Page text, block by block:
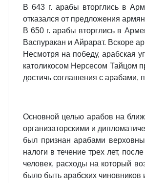
В 643 г. арабы вторглись в
отказался от предложения
В 650 г. арабы вторглись в
Васпуракан и Айрарат. Вскоре
Несмотря на победу, арабская
католикосом Нерсесом Тайцом
достичь соглашения с арабами,
Основной целью арабов на
организаторскими и
был признан арабами
налоги в течение трех лет,
человек, расходы на который
было быть арабских